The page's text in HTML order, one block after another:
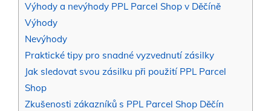
Výhody a nevýhody PPL Parcel Shop v Děčíně
Výhody
Nevýhody
Praktické tipy pro snadné vyzvednutí zásilky
Jak sledovat svou zásilku při použití PPL Parcel
Shop
Zkušenosti zákazníků s PPL Parcel Shop Děčín